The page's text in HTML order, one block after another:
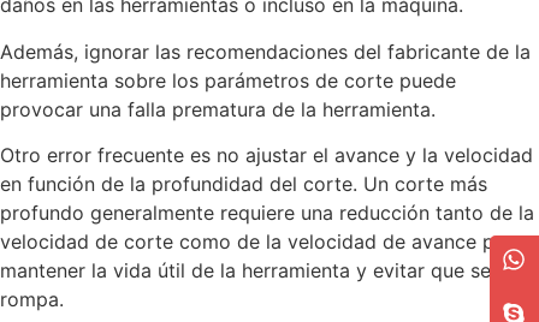
daños en las herramientas o incluso en la máquina.
Además, ignorar las recomendaciones del fabricante de la
herramienta sobre los parámetros de corte puede
provocar una falla prematura de la herramienta.
Otro error frecuente es no ajustar el avance y la velocidad
en función de la profundidad del corte. Un corte más
profundo generalmente requiere una reducción tanto de la
velocidad de corte como de la velocidad de avance para
mantener la vida útil de la herramienta y evitar que se
rompa.